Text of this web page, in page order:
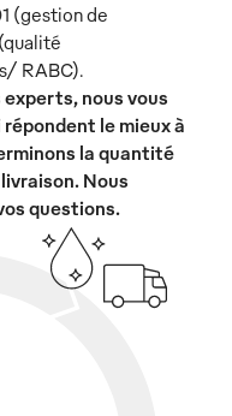
(gestion de
RABC).
nous vous
le mieux à
la quantité
Nous
questions.